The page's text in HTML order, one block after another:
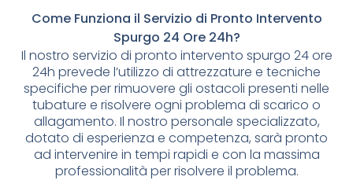
Come Funziona il Servizio di Pronto Intervento
Spurgo 24 Ore 24h?
Il nostro servizio di pronto intervento spurgo 24 ore
24h prevede l’utilizzo di attrezzature e tecniche
specifiche per rimuovere gli ostacoli presenti nelle
tubature e risolvere ogni problema di scarico o
allagamento. Il nostro personale specializzato,
dotato di esperienza e competenza, sarà pronto
ad intervenire in tempi rapidi e con la massima
professionalità per risolvere il problema.